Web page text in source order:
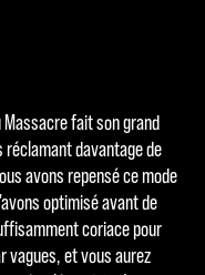
Massacre fait son grand
réclamant davantage de
avons repensé ce mode
optimisé avant de
coriace pour
vagues, et vous aurez